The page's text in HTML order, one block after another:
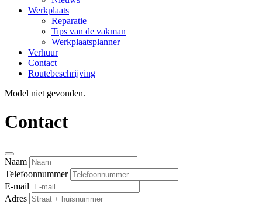
Werkplaats
Reparatie
Tips van de vakman
Werkplaatsplanner
Verhuur
Contact
Routebeschrijving
Model niet gevonden.
Contact
Naam
Telefoonnummer
E-mail
Adres